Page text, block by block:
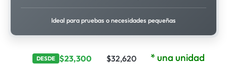
Ideal para pruebas o necesidades pequeñas
DESDE $23,300 $32,620 * una unidad